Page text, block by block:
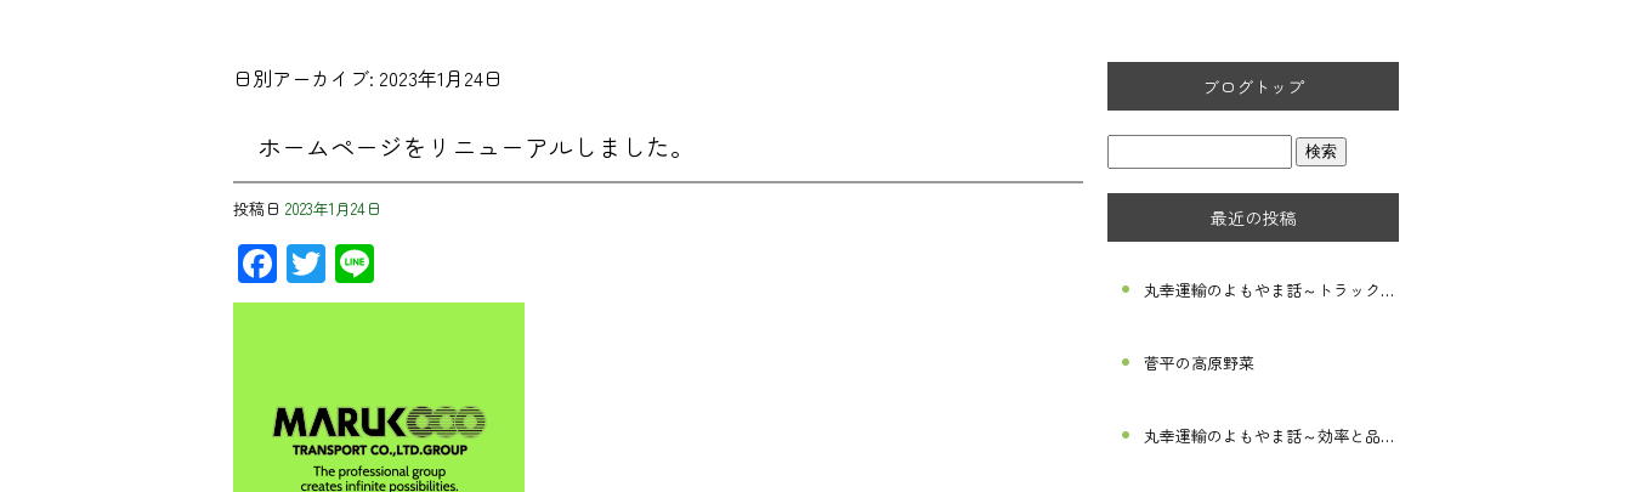
日別アーカイブ: 2023年1月24日
ホームページをリニューアルしました。
投稿日 2023年1月24日
Facebook
Twitter
ブログトップ
最近の投稿
丸幸運輸のよもやま話～トラックを止めない～
菅平の高原野菜
丸幸運輸のよもやま話～効率と品質を高める～